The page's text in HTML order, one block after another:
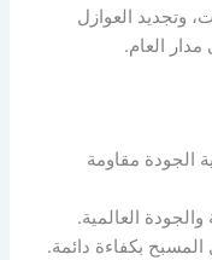
وتجديد العوازل
العام.
الجودة مقاومة
العالمية.
بكفاءة دائمة.